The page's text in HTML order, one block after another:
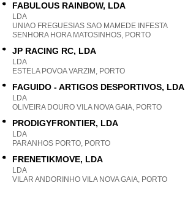
FABULOUS RAINBOW, LDA
LDA
UNIAO FREGUESIAS SAO MAMEDE INFESTA
SENHORA HORA MATOSINHOS, PORTO
JP RACING RC, LDA
LDA
ESTELA POVOA VARZIM, PORTO
FAGUIDO - ARTIGOS DESPORTIVOS, LDA
LDA
OLIVEIRA DOURO VILA NOVA GAIA, PORTO
PRODIGYFRONTIER, LDA
LDA
PARANHOS PORTO, PORTO
FRENETIKMOVE, LDA
LDA
VILAR ANDORINHO VILA NOVA GAIA, PORTO